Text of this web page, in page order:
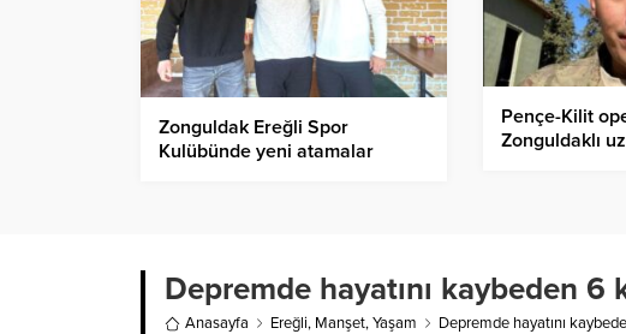
Zonguldak Ereğli Spor
Kulübünde yeni atamalar
Pençe-Kilit
Zonguldaklı
Depremde hayatını kaybeden
Anasayfa Ereğli, Manşet,Yaşam Depremde hayatını